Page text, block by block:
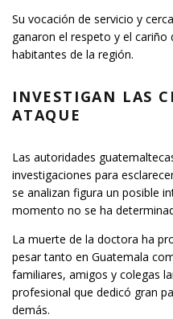
Su vocación de servicio y
ganaron el respeto y el cariño
habitantes de la región.
INVESTIGAN LAS
ATAQUE
Las autoridades
investigaciones para
se analizan figura un posible
momento no se ha
La muerte de la doctora ha
pesar tanto en Guatemala
familiares, amigos y colegas
profesional que dedicó gran
demás.